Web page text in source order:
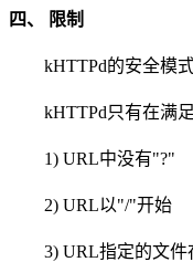
四、 限制
kHTTPd的安全模式
kHTTPd只有在满足
1) URL中没有"?"
2) URL以"/"开始
3) URL指定的文件